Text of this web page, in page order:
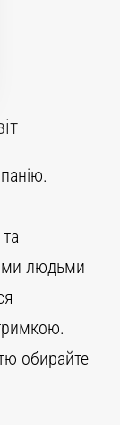
людьми
обирайте